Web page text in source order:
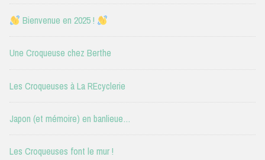
Bienvenue en 2025 !
Une Croqueuse chez Berthe
Les Croqueuses à La REcyclerie
Japon (et mémoire) en banlieue…
Les Croqueuses font le mur !